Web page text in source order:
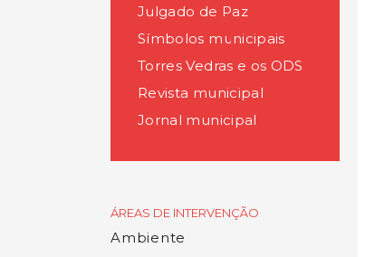
Julgado de Paz
Símbolos municipais
Torres Vedras e os ODS
Revista municipal
Jornal municipal
ÁREAS DE INTERVENÇÃO
Ambiente